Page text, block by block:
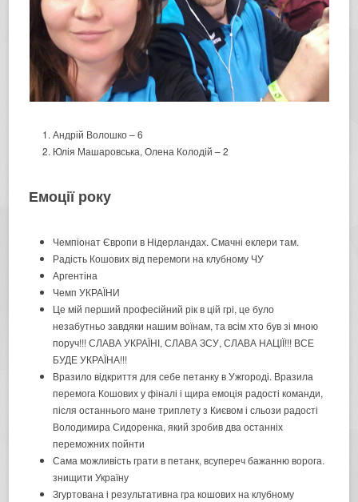
Андрій Волошко – 6
Юлія Машаровська, Олена Колодій – 2
Емоції року
Чемпіонат Європи в Нідерландах. Смачні еклери там.
Радість Кошових від перемоги на клубному ЧУ
Аргентіна
Чемп УКРАЇНИ
Це мій перший професійний рік в цій грі, це було
незабутньо завдяки нашим воїнам, та всім хто був зі мною
поруч!!! СЛАВА УКРАЇНІ, СЛАВА ЗСУ, СЛАВА НАЦІЇ!!! ВСЕ
БУДЕ УКРАЇНА!!!
Вразило відкриття для себе петанку в Ужгороді. Вразила
перемога Кошових у фіналі і щира емоція радості команди,
після останнього мане триплету з Києвом і сльози радості
Володимира Сидоренка, який зробив два останніх
переможних пойнти
Сама можливість грати в петанк, всупереч бажанню ворога.
знищити Україну
Згуртована і результативна гра кошових на клубному